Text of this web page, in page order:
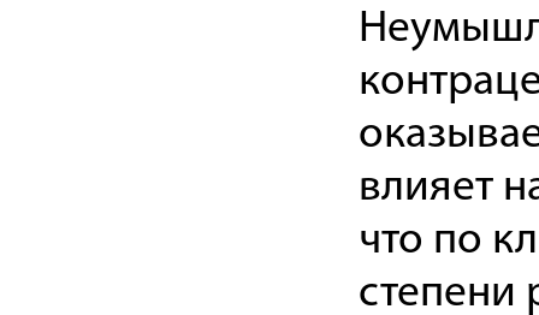
влияет
что по
степени